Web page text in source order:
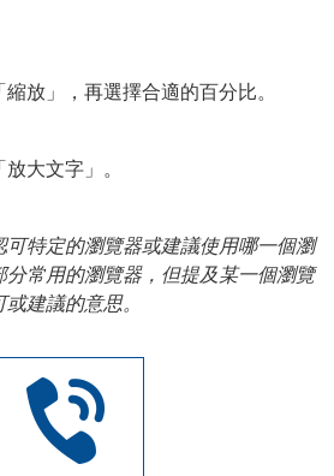
放」，再選擇合適的百分比。
大文字」。
可特定的瀏覽器或建議使用哪一個瀏
分常用的瀏覽器，但提及某一個瀏覽
建議的意思。